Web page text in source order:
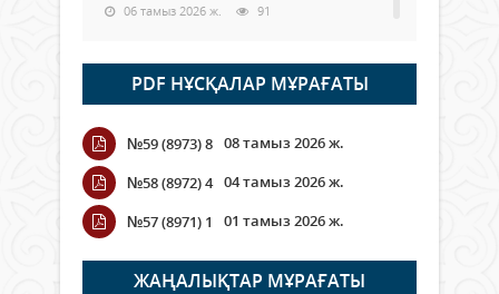
06 тамыз 2026 ж. 91
Open Air: Қызылорда облысы
полиция департаменті 20
мыңнан астам көрерменнің
қауіпсіздігін қамтамасыз етті
06 тамыз 2026 ж.
Wi-Fi ҚАБЫРҒА АРҚЫЛЫ ҚАЛАЙ
ӨТЕДІ?
06 тамыз 2026 ж. 267
PDF НҰСҚАЛАР МҰРАҒАТЫ
№59 (8973) 8 08 тамыз 2026 ж.
№58 (8972) 4 04 тамыз 2026 ж.
№57 (8971) 1
01 тамыз 2026 ж.
ЖАҢАЛЫҚТАР МҰРАҒАТЫ